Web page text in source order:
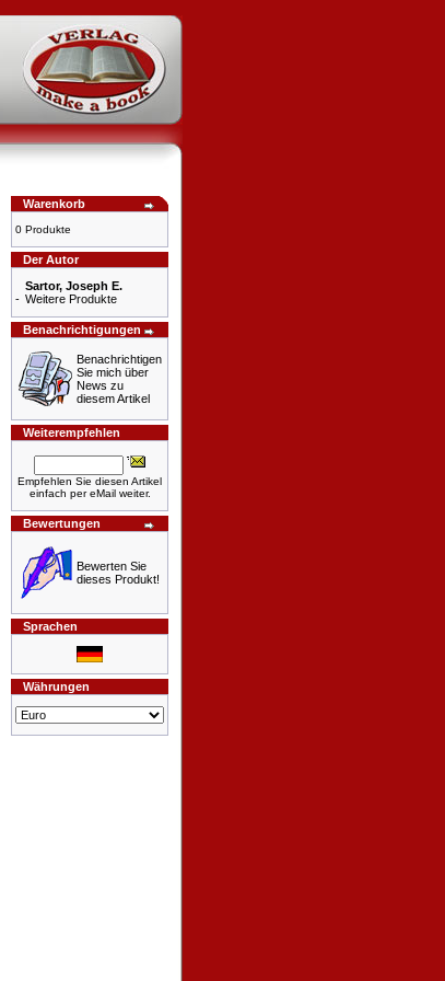
Warenkorb
0 Produkte
Der Autor
Sartor, Joseph E.
- Weitere Produkte
Benachrichtigungen
Benachrichtigen
Sie mich über
News zu
diesem Artikel
Weiterempfehlen
Empfehlen Sie diesen Artikel
einfach per eMail weiter.
Bewertungen
Bewerten Sie
dieses Produkt!
Sprachen
Währungen